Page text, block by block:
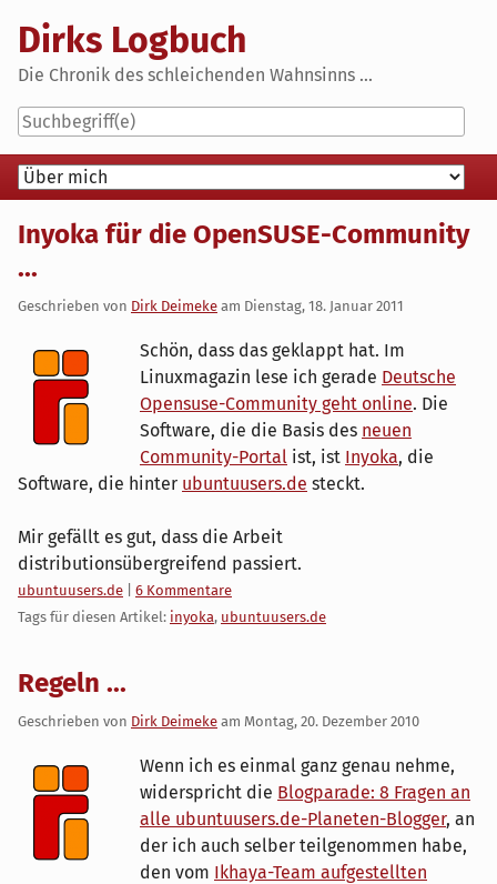
content
Dirks Logbuch
Die Chronik des schleichenden Wahnsinns ...
Navigation
Inyoka für die OpenSUSE-Community
...
Geschrieben von Dirk Deimeke am Dienstag, 18. Januar 2011
Schön, dass das geklappt hat. Im
Linuxmagazin lese ich gerade Deutsche
Opensuse-Community geht online. Die
Software, die die Basis des neuen
Community-Portal ist, ist Inyoka, die
Software, die hinter ubuntuusers.de steckt.
Mir gefällt es gut, dass die Arbeit
distributionsübergreifend passiert.
Kategorien:
ubuntuusers.de
6 Kommentare
Tags für diesen Artikel: inyoka, ubuntuusers.de
Regeln ...
Geschrieben von Dirk Deimeke am Montag, 20. Dezember 2010
Wenn ich es einmal ganz genau nehme,
widerspricht die Blogparade: 8 Fragen an
alle ubuntuusers.de-Planeten-Blogger, an
der ich auch selber teilgenommen habe,
den vom Ikhaya-Team aufgestellten